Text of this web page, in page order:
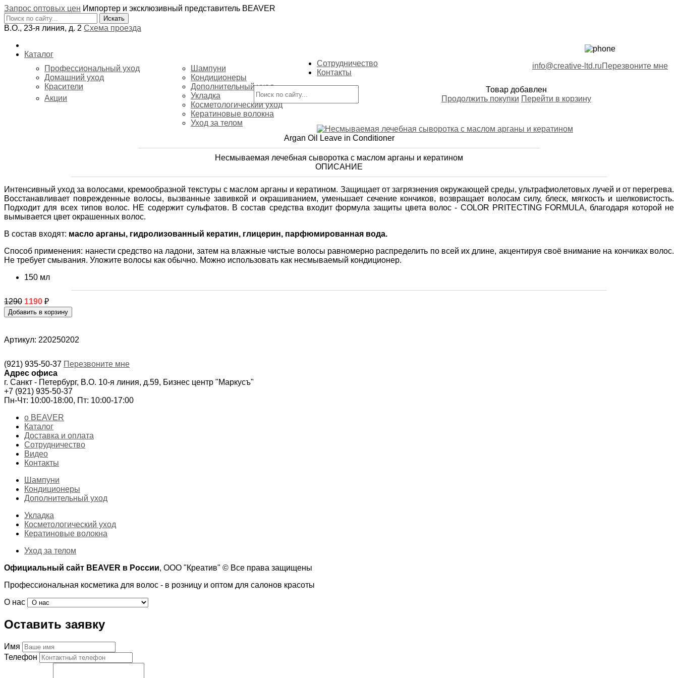
Запрос оптовых цен Импортер и эксклюзивный представитель BEAVER
В.О., 23-я линия, д. 2 Схема проезда
Каталог
Профессиональный уход
Домашний уход
Красители
Акции
Шампуни
Кондиционеры
Дополнительный уход
Укладка
Косметологический уход
Кератиновые волокна
Уход за телом
Сотрудничество
Контакты
Товар добавлен
Продолжить покупки Перейти в корзину
info@creative-ltd.ruПерезвоните мне
Argan Oil Leave in Conditioner
Несмываемая лечебная сыворотка с маслом арганы и кератином
ОПИСАНИЕ
Интенсивный уход за волосами, кремообразной текстуры с маслом арганы и кератином. Защищает от загрязнения окружающей среды, ультрафиолетовых лучей и от перегрева.
Восстанавливает поврежденные волосы, вызванные завивкой и окрашиванием, уменьшает сечение кончиков, возвращает волосам силу, блеск, мягкость и шелковистость.
Подходит для всех типов волос. НЕ содержит сульфатов. В состав средства входит формула защиты цвета волос - COLOR PRITECTING FORMULA, благодаря которой не
вымывается цвет окрашенных волос.
В состав входят: масло арганы, гидролизованный кератин, глицерин, парфюмированная вода.
Способ применения: нанести средство на ладони, затем на влажные чистые волосы равномерно распределить по всей их длине, акцентируя своё внимание на кончиках волос.
Не требует смывания. Уложите волосы как обычно. Можно использовать как несмываемый кондиционер.
150 мл
1290 1190 ₽
Артикул: 220250202
(921) 935-50-37 Перезвоните мне
Адрес офиса
г. Санкт - Петербург, В.О. 10-я линия, д.59, Бизнес центр "Маркусъ"
+7 (921) 935-50-37
Пн-Чт: 10:00-18:00, Пт: 10:00-17:00
о BEAVER
Каталог
Доставка и оплата
Сотрудничество
Видео
Контакты
Шампуни
Кондиционеры
Дополнительный уход
Укладка
Косметологический уход
Кератиновые волокна
Уход за телом
Официальный сайт BEAVER в России, ООО "Креатив" © Все права защищены
Профессиональная косметика для волос - в розницу и оптом для салонов красоты
О нас
Оставить заявку
Имя
Телефон